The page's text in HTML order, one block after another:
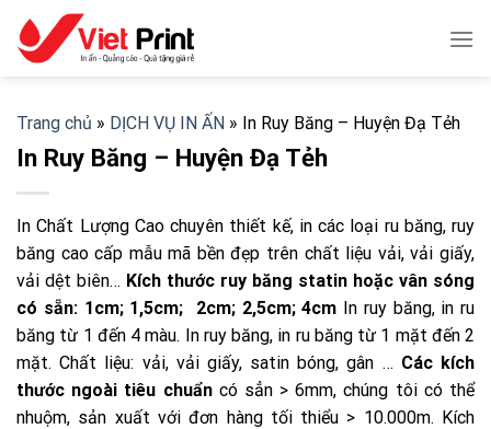
content
Trang chủ » DỊCH VỤ IN ẤN » In Ruy Băng – Huyện Đạ Tẻh
In Ruy Băng – Huyện Đạ Tẻh
In Chất Lượng Cao chuyên thiết kế, in các loại ru băng, ruy
băng cao cấp mẫu mã bền đẹp trên chất liệu vải, vải giấy,
vải dệt biên… Kích thước ruy băng statin hoặc vân sóng
có sẵn: 1cm; 1,5cm; 2cm; 2,5cm; 4cm In ruy băng, in ru
băng từ 1 đến 4 màu. In ruy băng, in ru băng từ 1 mặt đến 2
mặt. Chất liệu: vải, vải giấy, satin bóng, gân … Các kích
thước ngoài tiêu chuẩncó sẳn > 6mm, chúng tôi có thể
nhuộm, sản xuất với đơn hàng tối thiểu > 10.000m. Kích